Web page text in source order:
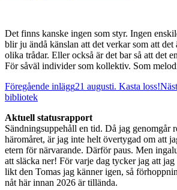
Det finns kanske ingen som styr. Ingen
blir ju ändå känslan att det verkar som att det
olika trådar. Eller också är det bar så att det
För såväl individer som kollektiv. Som
Inläggsnavigering
Föregående inlägg21 augusti. Kasta loss!
bibliotek
Aktuell statusrapport
Sändningsuppehåll en tid. Då jag genomgår
häromåret, är jag inte helt övertygad om att
etern för närvarande. Därför paus. Men
att släcka ner! För varje dag tycker jag att
likt den Tomas jag känner igen, så
nåt här innan 2026 är tillända.